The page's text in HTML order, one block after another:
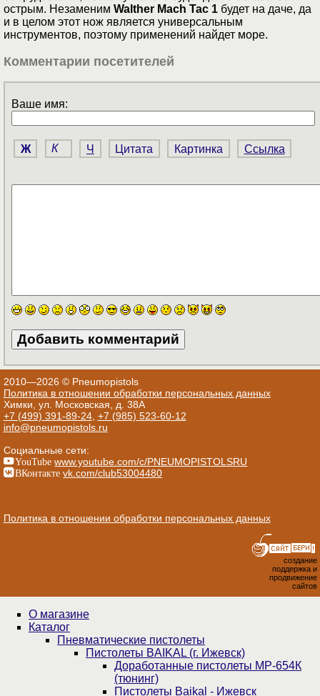
острым. Незаменим Walther Mach Tac 1 будет на даче, да
и в целом этот нож является универсальным
инструментов, поэтому применений найдет море.
Комментарии посетителей
Ваше имя:
Ж К Ч Цитата Картинка Ссылка
2010—2026 © Pneumopistols
Политика в отношении обработки персональных данных
Химки, ул. Московская, д. 38А
+7 (499) 391-89-24, +7 (985) 523-60-12
info@pneumopistols.ru
Социальные сети:
YouTube www.youtube.com/c/PNEUMOPISTOLSRU
ВКонтакте vk.com/club53004480
Политика в отношении обработки персональных данных
создание
поддержка и
продвижение
сайтов
О магазине
Каталог
Пнев­ма­ти­чес­кие пистолеты
Пистолеты BAIKAL (г. Ижевск)
Доработанные пистолеты МР-654К
(тюнинг)
Пистолеты Baikal - Ижевск